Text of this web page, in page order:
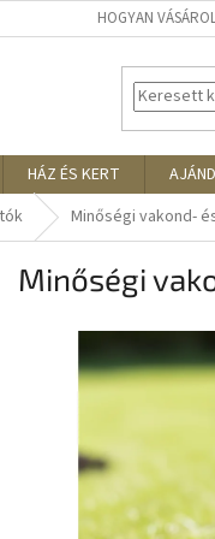
HOGYAN
HÁZ ÉS KERT
Minőségi vakond-
Minőségi